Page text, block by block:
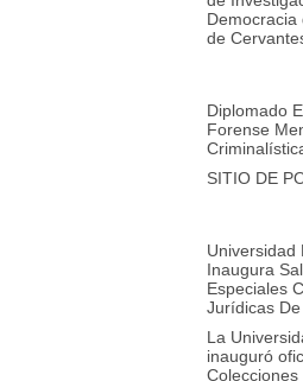
Democracia
de
Diplomado
Forense
SITIO DE
Universidad
Inaugura
Especiales
Jurídicas
La
inauguró